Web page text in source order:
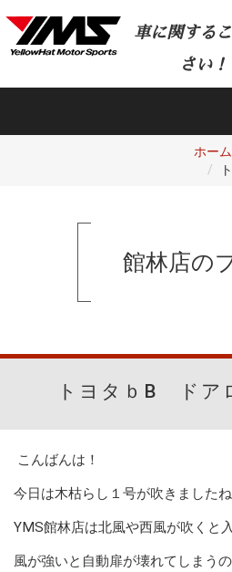
車に関する
さい！
ホーム
館林店の
トヨタｂB ドア
こんばんは！
今日は木枯らし１号が吹きましたね
YMS館林店は北風や西風が吹くと
風が強いと自動扉が壊れてしまう